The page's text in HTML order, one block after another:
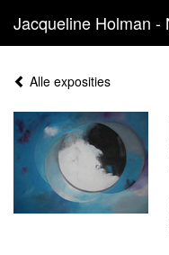
Alle exposities